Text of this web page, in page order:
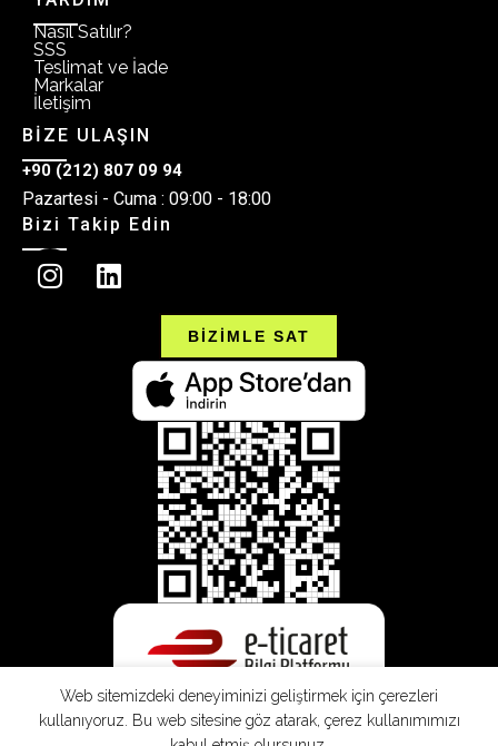
Nasıl Satılır?
SSS
Teslimat ve İade
Markalar
İletişim
BİZE ULAŞIN
+90 (212) 807 09 94
Pazartesi - Cuma : 09:00 - 18:00
Bizi Takip Edin
BİZİMLE SAT
Web sitemizdeki deneyiminizi geliştirmek için çerezleri
kullanıyoruz. Bu web sitesine göz atarak, çerez kullanımımızı